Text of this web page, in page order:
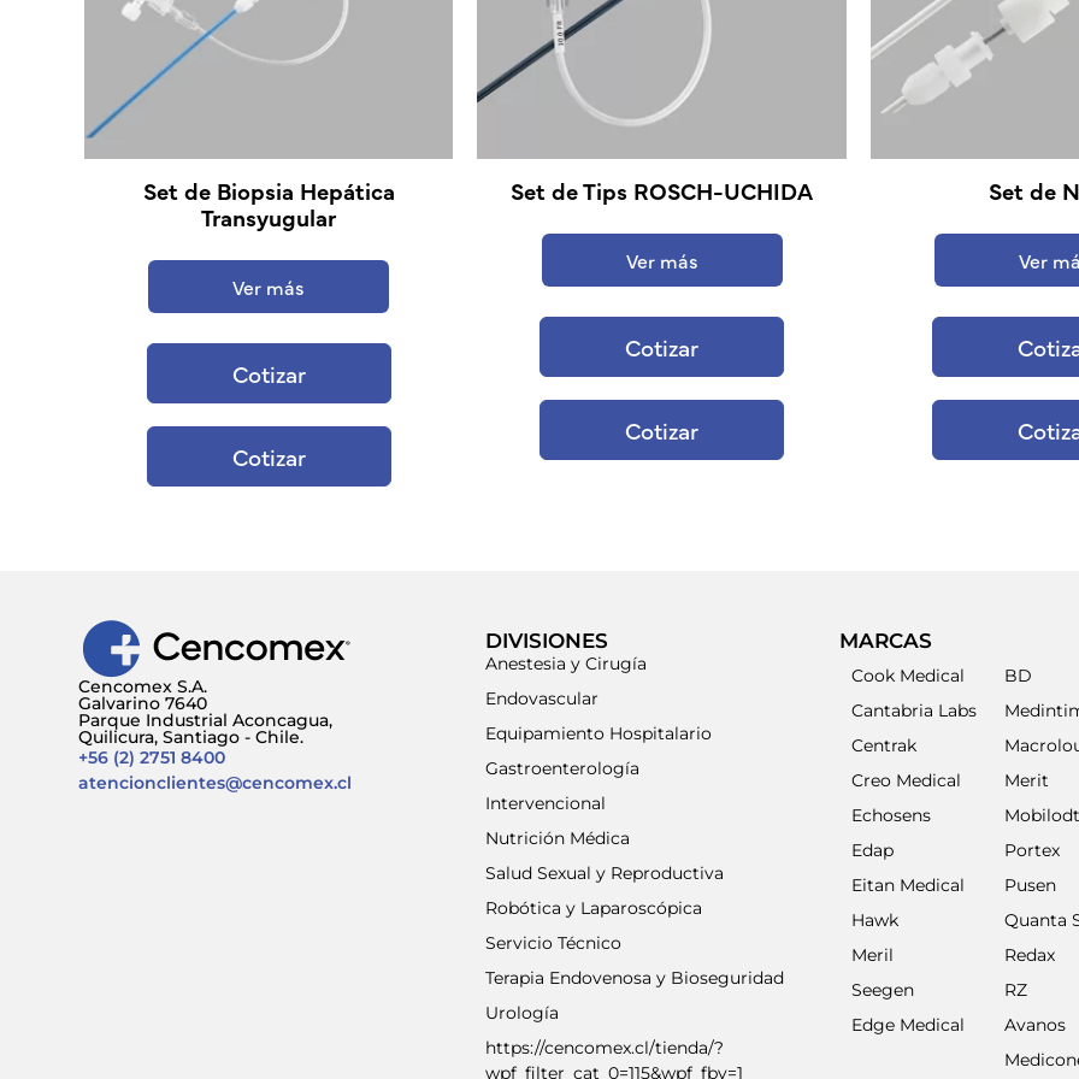
Set de Biopsia Hepática
Transyugular
Ver más
Cotizar
Cotizar
Set de Tips ROSCH-UCHIDA
Ver más
Cotizar
Cotizar
Set de
Ver
Cencomex S.A.
Galvarino 7640
Parque Industrial Aconcagua,
Quilicura, Santiago - Chile.
+56 (2) 2751 8400
atencionclientes@cencomex.cl
DIVISIONES
Anestesia y Cirugía
Endovascular
Equipamiento Hospitalario
Gastroenterología
Intervencional
Nutrición Médica
Salud Sexual y Reproductiva
Robótica y Laparoscópica
Servicio Técnico
Terapia Endovenosa y Bioseguridad
Urología
https://cencomex.cl/tienda/?
wpf_filter_cat_0=115&wpf_fbv=1
MARCAS
Cook Medical
Cantabria Labs
Centrak
Creo Medical
Echosens
Edap
Eitan Medical
Hawk
Meril
Seegen
Edge Medical
BD
Merit
Mobilodt
Portex
Pusen
Quanta
Redax
RZ
Avanos